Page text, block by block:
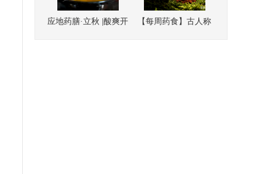
应地药膳·立秋 |酸爽开
【每周药食】古人称